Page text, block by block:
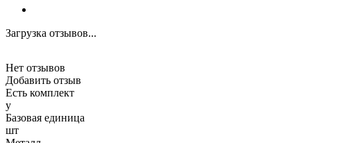
Загрузка отзывов...
Нет отзывов
Добавить отзыв
Есть комплект
y
Базовая единица
шт